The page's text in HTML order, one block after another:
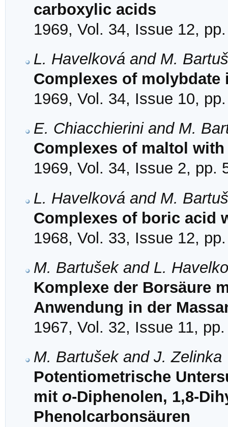
carboxylic acids
1969, Vol. 34, Issue 12,
L. Havelková and M.
Complexes of
1969, Vol. 34, Issue 10,
E. Chiacchierini and M.
Complexes of maltol
1969, Vol. 34, Issue 2, pp.
L. Havelková and M.
Complexes of boric acid
1968, Vol. 33, Issue 12,
M. Bartušek and L.
Komplexe der Borsäure
Anwendung in der
1967, Vol. 32, Issue 11,
M. Bartušek and J. Zelinka
Potentiometrische
mit o-Diphenolen, 1,8-
Phenolcarbonsäuren